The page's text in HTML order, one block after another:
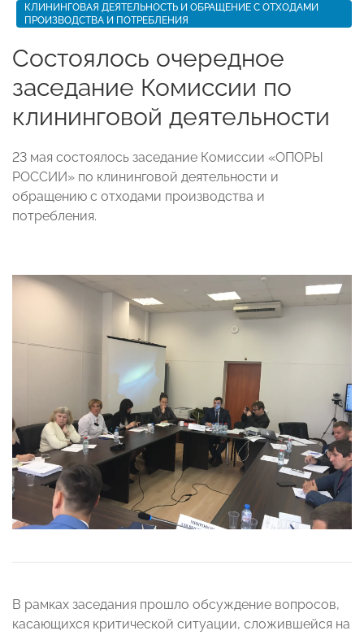
КЛИНИНГОВАЯ ДЕЯТЕЛЬНОСТЬ И ОБРАЩЕНИЕ С ОТХОДАМИ
ПРОИЗВОДСТВА И ПОТРЕБЛЕНИЯ
Состоялось очередное
заседание Комиссии по
клининговой деятельности
23 мая состоялось заседание Комиссии «ОПОРЫ
РОССИИ» по клининговой деятельности и
обращению с отходами производства и
потребления.
В рамках заседания прошло обсуждение вопросов,
касающихся критической ситуации, сложившейся на